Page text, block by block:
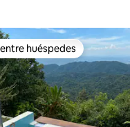
huéspedes
huéspedes